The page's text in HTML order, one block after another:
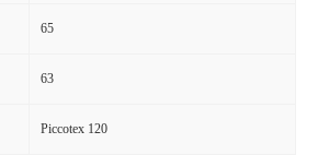
65
63
Piccotex 120